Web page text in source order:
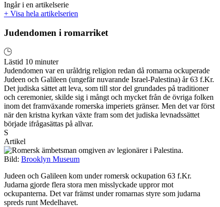
Ingår i en artikelserie
+ Visa hela artikelserien
Judendomen i romarriket
Lästid 10 minuter
Judendomen var en uråldrig religion redan då romarna ockuperade
Judeen och Galileen (ungefär nuvarande Israel-Palestina) år 63 f.Kr.
Det judiska sättet att leva, som till stor del grundades på traditioner
och ceremonier, skilde sig i mångt och mycket från de övriga folken
inom det framväxande romerska imperiets gränser. Men det var först
när den kristna kyrkan växte fram som det judiska levnadssättet
började ifrågasättas på allvar.
S
Artikel
Bild: Brooklyn Museum
Judeen och Galileen kom under romersk ockupation 63 f.Kr.
Judarna gjorde flera stora men misslyckade uppror mot
ockupanterna. Det var främst under romarnas styre som judarna
spreds runt Medelhavet.